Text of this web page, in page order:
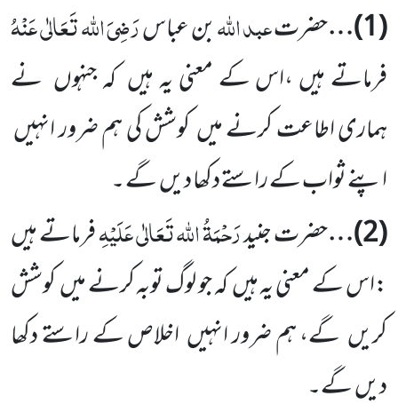
(
1
)…حضرتعبد اللہبن عباسرَضِیَ اللہ تَعَالٰی عَنْہُ
فرماتے ہیں ،اس کے معنی یہ ہیں کہ جنہوں نے
ہماری اطاعتکرنے میںکوشش کی ہم ضرور انہیں
اپنے ثواب کے راستے دکھا دیںگے ۔
(
2
)…حضرت جنیدرَحْمَۃُ اللہ تَعَالٰی عَلَیْہِفرماتے ہیں
:اس کے معنی یہ ہیںکہ جو لوگ توبہ کرنے میںکوشش
کریں گے، ہم ضرور انہیںاخلاص کے راستے دکھا
دیںگے۔